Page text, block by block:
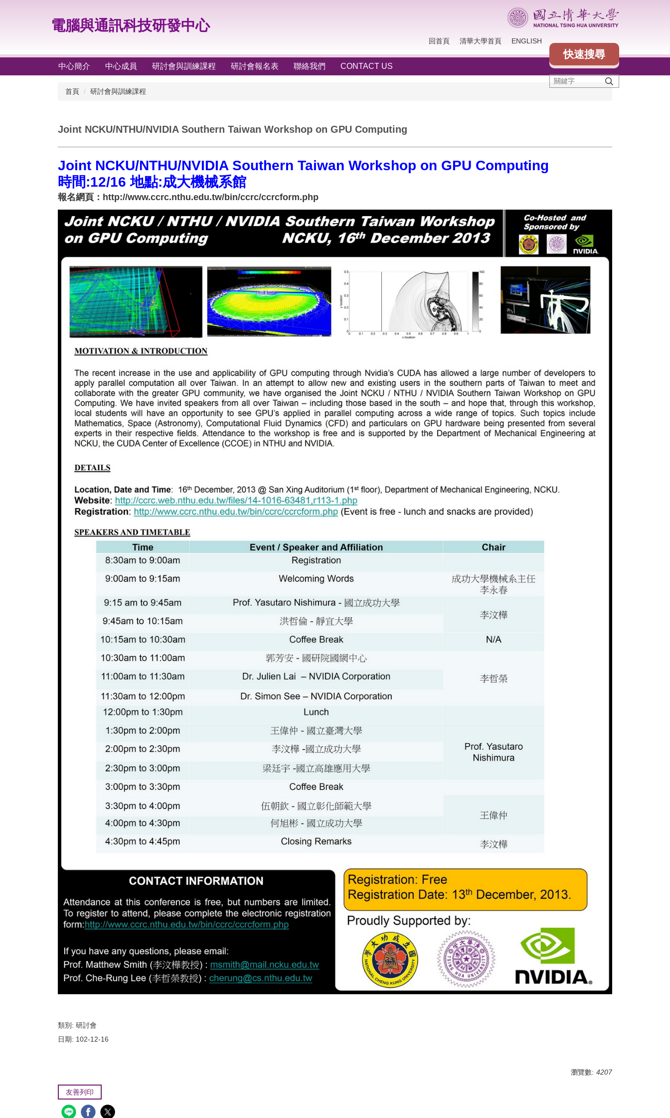
容
電腦與通訊科技研發中心
回首頁 清華大學首頁 ENGLISH
快速搜尋
中心簡介 中心成員 研討會與訓練課程 研討會報名表 聯絡我們 CONTACT US
首頁 研討會與訓練課程
Joint NCKU/NTHU/NVIDIA Southern Taiwan Workshop on GPU Computing
Joint NCKU/NTHU/NVIDIA Southern Taiwan Workshop on GPU Computing
時間:12/16 地點:成大機械系館
報名網頁： http://www.ccrc.nthu.edu.tw/bin/ccrc/ccrcform.php
類別: 研討會
日期: 102-12-16
瀏覽數: 4207
友善列印